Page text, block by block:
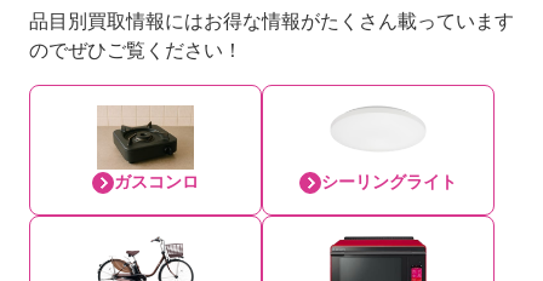
品目別買取情報にはお得な情報がたくさん載っています
のでぜひご覧ください！
ガスコンロ シーリングライト